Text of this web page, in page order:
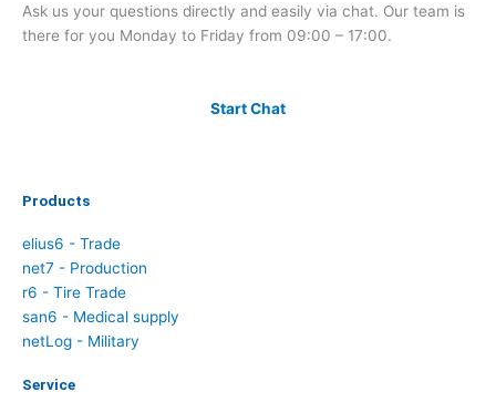
Ask us your questions directly and easily via chat. Our team is
there for you Monday to Friday from 09:00 – 17:00.
Start Chat
Products
elius6 - Trade
net7 - Production
r6 - Tire Trade
san6 - Medical supply
netLog - Military
Service